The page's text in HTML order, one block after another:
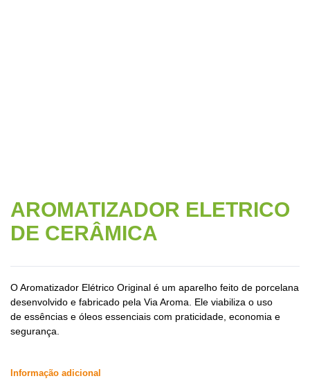
AROMATIZADOR ELETRICO
DE CERÂMICA
O Aromatizador Elétrico Original é um aparelho feito de porcelana
desenvolvido e fabricado pela Via Aroma. Ele viabiliza o uso
de essências e óleos essenciais com praticidade, economia e
segurança.
Informação adicional